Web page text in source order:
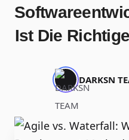
Ist Die
DARKSN